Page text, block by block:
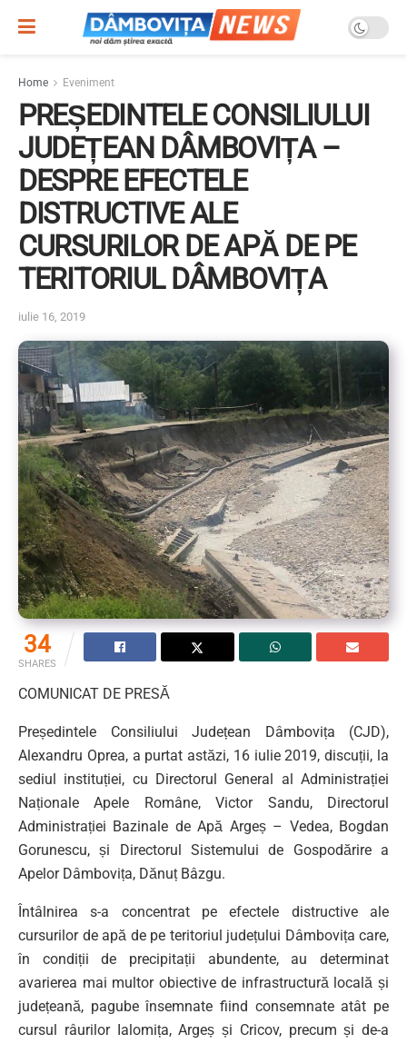
Home Eveniment
PREȘEDINTELE CONSILIULUI
JUDEȚEAN DÂMBOVIȚA –
DESPRE EFECTELE
DISTRUCTIVE ALE
CURSURILOR DE APĂ DE PE
TERITORIUL DÂMBOVIȚA
iulie 16, 2019
34
SHARES
COMUNICAT DE PRESĂ
Președintele Consiliului Județean Dâmbovița (CJD),
Alexandru Oprea, a purtat astăzi, 16 iulie 2019, discuții, la
sediul instituției, cu Directorul General al Administrației
Naționale Apele Române, Victor Sandu, Directorul
Administrației Bazinale de Apă Argeș – Vedea, Bogdan
Gorunescu, și Directorul Sistemului de Gospodărire a
Apelor Dâmbovița, Dănuț Bâzgu.
Întâlnirea s-a concentrat pe efectele distructive ale
cursurilor de apă de pe teritoriul județului Dâmbovița care,
în condiții de precipitații abundente, au determinat
avarierea mai multor obiective de infrastructură locală și
județeană, pagube însemnate fiind consemnate atât pe
cursul râurilor Ialomița, Argeș și Cricov, precum și de-a